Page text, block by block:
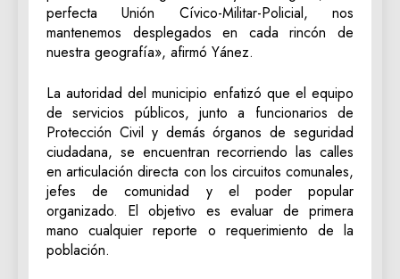
perfecta Unión Cívico-Militar-Policial, nos
mantenemos desplegados en cada rincón de
nuestra geografía», afirmó Yánez.
La autoridad del municipio enfatizó que el equipo
de servicios públicos, junto a funcionarios de
Protección Civil y demás órganos de seguridad
ciudadana, se encuentran recorriendo las calles
en articulación directa con los circuitos comunales,
jefes de comunidad y el poder popular
organizado. El objetivo es evaluar de primera
mano cualquier reporte o requerimiento de la
población.